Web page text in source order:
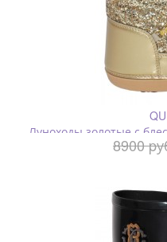
Луноходы золотые с
8900